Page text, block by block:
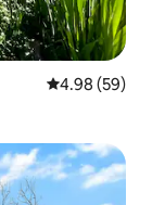
Ukadiriaji wa
4.98 (59)